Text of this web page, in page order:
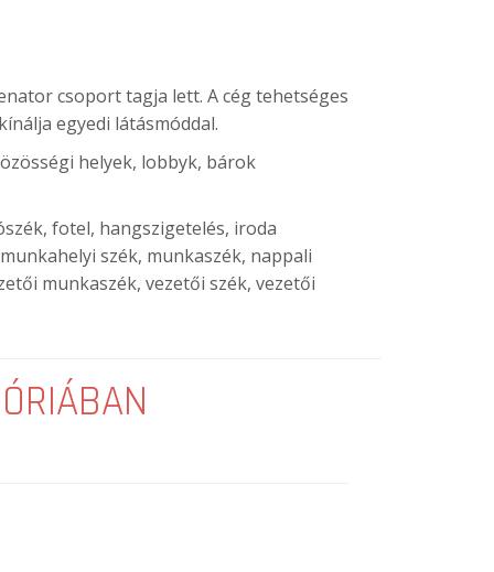
csoport tagja lett. A cég tehetséges
egyedi látásmóddal.
helyek, lobbyk, bárok
fotel, hangszigetelés, iroda
szék, munkaszék, nappali
munkaszék, vezetői szék, vezetői